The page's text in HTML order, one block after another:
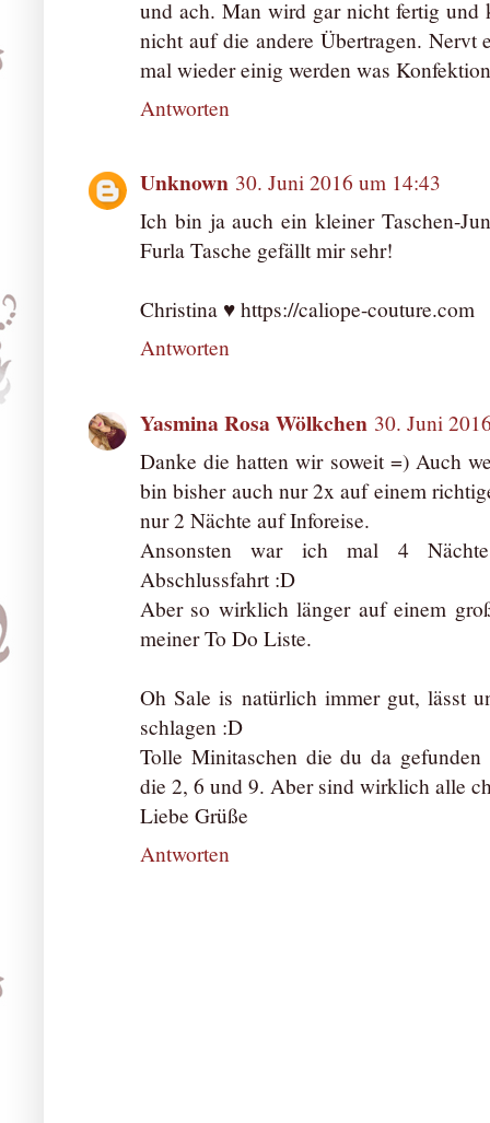
und ach. Man wird gar nicht fertig und
nicht auf die andere Übertragen. Nervt
mal wieder einig werden was
Antworten
Unknown 30. Juni 2016 um 14:43
Ich bin ja auch ein kleiner Taschen-
Furla Tasche gefällt mir sehr!
Christina ♥ https://caliope-couture.com
Antworten
Yasmina Rosa Wölkchen 30. Juni
Danke die hatten wir soweit =) Auch
bin bisher auch nur 2x auf einem
nur 2 Nächte auf Inforeise.
Ansonsten war ich mal 4
Abschlussfahrt :D
Aber so wirklich länger auf einem
meiner To Do Liste.
Oh Sale is natürlich immer gut, lässt
schlagen :D
Tolle Minitaschen die du da
die 2, 6 und 9. Aber sind wirklich alle
Liebe Grüße
Antworten